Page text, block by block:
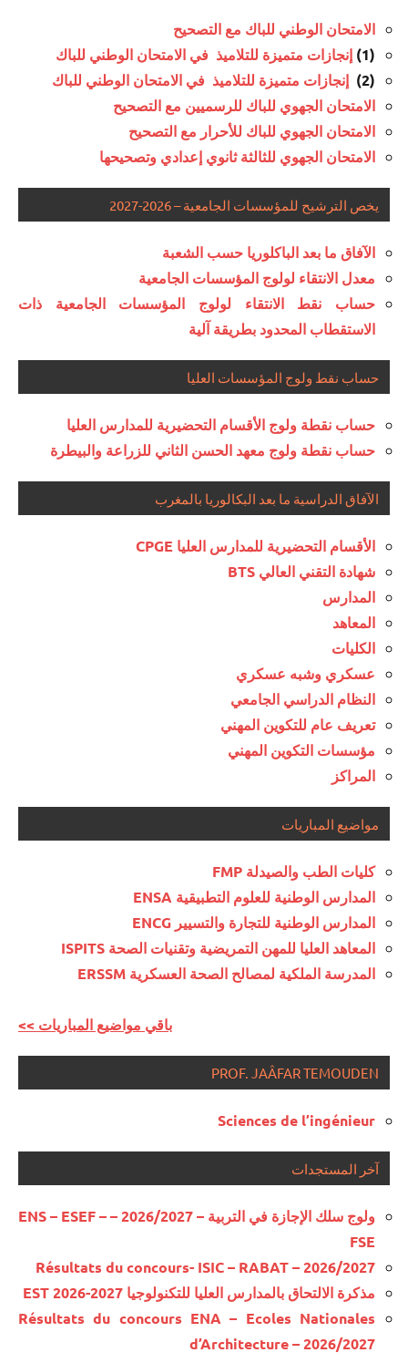
الامتحان الوطني للباك مع التصحيح
(1)
إنجازات متميزة للتلاميذ في الامتحان الوطني للباك
(2)
إنجازات متميزة للتلاميذ في الامتحان الوطني للباك
الامتحان الجهوي للباك للرسميين مع التصحيح
الامتحان الجهوي للباك للأحرار مع التصحيح
الامتحان الجهوي للثالثة ثانوي إعدادي وتصحيحها
يخص الترشيح للمؤسسات الجامعية – 2026-2027
الآفاق ما بعد الباكلوريا حسب الشعبة
معدل الانتقاء لولوج المؤسسات الجامعية
حساب نقط الانتقاء لولوج المؤسسات الجامعية ذات
الاستقطاب المحدود بطريقة آلية
حساب نقط ولوج المؤسسات العليا
حساب نقطة ولوج الأقسام التحضيرية للمدارس العليا
حساب نقطة ولوج معهد الحسن الثاني للزراعة والبيطرة
الآفاق الدراسية ما بعد البكالوريا بالمغرب
الأقسام التحضيرية للمدارس العليا CPGE
شهادة التقني العالي BTS
المدارس
المعاهد
الكليات
عسكري وشبه عسكري
النظام الدراسي الجامعي
تعريف عام للتكوين المهني
مؤسسات التكوين المهني
المراكز
مواضيع المباريات
كليات الطب والصيدلة FMP
المدارس الوطنية للعلوم التطبيقية ENSA
المدارس الوطنية للتجارة والتسيير ENCG
المعاهد العليا للمهن التمريضية وتقنيات الصحة ISPITS
المدرسة الملكية لمصالح الصحة العسكرية ERSSM
<< باقي مواضيع المباريات
PROF. JAÂFAR TEMOUDEN
Sciences de l’ingénieur
آخر المستجدات
ولوج سلك الإجازة في التربية – 2026/2027 – ENS – ESEF –
FSE
Résultats du concours- ISIC – RABAT – 2026/2027
مذكرة الالتحاق بالمدارس العليا للتكنولوجيا EST 2026-2027
Résultats du concours ENA – Ecoles Nationales
d’Architecture – 2026/2027